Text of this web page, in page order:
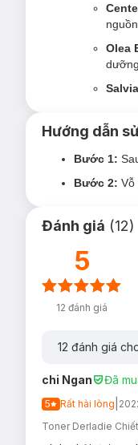
Olea
Hướng dẫn
Bước 1:
Bước 2: Vỗ
Đánh giá (12)
5
12 đánh giá
12 đánh giá
chi Ngan Đã
5 Rất hài lòng
Toner Derladie